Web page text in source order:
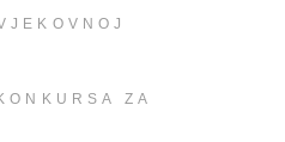
ZA